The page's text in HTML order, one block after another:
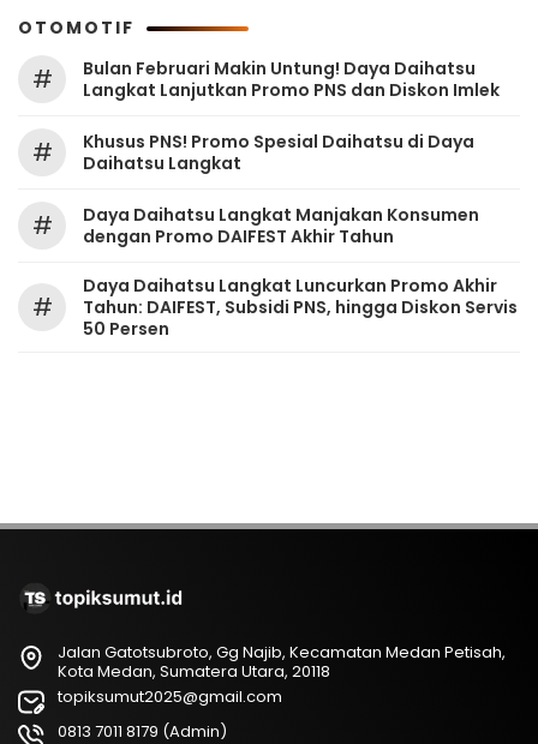
OTOMOTIF
#
Bulan Februari Makin Untung! Daya Daihatsu
Langkat Lanjutkan Promo PNS dan Diskon Imlek
#
Khusus PNS! Promo Spesial Daihatsu di Daya
Daihatsu Langkat
#
Daya Daihatsu Langkat Manjakan Konsumen
dengan Promo DAIFEST Akhir Tahun
#
Daya Daihatsu Langkat Luncurkan Promo Akhir
Tahun: DAIFEST, Subsidi PNS, hingga Diskon Servis
50 Persen
Jalan Gatotsubroto, Gg Najib, Kecamatan Medan Petisah,
Kota Medan, Sumatera Utara, 20118
topiksumut2025@gmail.com
0813 7011 8179 (Admin)